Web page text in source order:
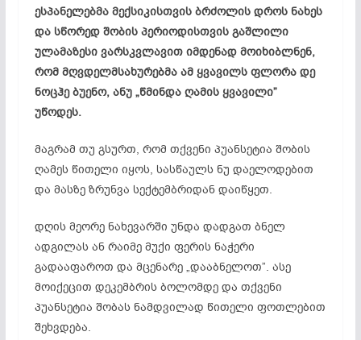
ესპანელებმა მექსიკისთვის ბრძოლის დროს ნახეს
და სწორედ შობის პერიოდისთვის გაშლილი
ულამაზესი ვარსკვლავით იმდენად მოიხიბლნენ,
რომ მღვდელმსახურებმა ამ ყვავილს ფლორა დე
ნოცჰე ბუენო, ანუ „წმინდა ღამის ყვავილი”
უწოდეს.
მაგრამ თუ გსურთ, რომ თქვენი პუანსეტია შობის
ღამეს წითელი იყოს, სასწაულს ნუ დაელოდებით
და მასზე ზრუნვა სექტემბრიდან დაიწყეთ.
დღის მეორე ნახევარში უნდა დადგათ ბნელ
ადგილას ან რაიმე მუქი ფერის ნაჭერი
გადააფაროთ და მცენარე „დააბნელოთ”. ასე
მოიქეცით დეკემბრის ბოლომდე და თქვენი
პუანსეტია შობას ნამდვილად წითელი ფოთლებით
შეხვდება.